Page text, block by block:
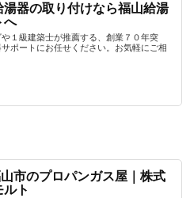
湯器の取り付けなら福山給湯
へ
１級建築士が推薦する、創業７０年突
ポートにお任せください。お気軽にご相
市のプロパンガス屋｜株式
ト